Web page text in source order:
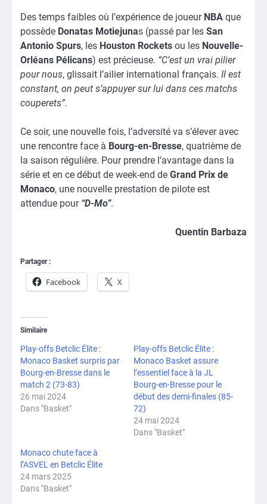
Des temps faibles où l’expérience de joueur NBA que
possède Donatas Motiejunas (passé par les San
Antonio Spurs, les Houston Rockets ou les Nouvelle-
Orléans Pélicans) est précieuse. “C’est un vrai pilier
pour nous, glissait l’ailier international français. Il est
constant, on peut s’appuyer sur lui dans ces matchs
couperets”.
Ce soir, une nouvelle fois, l’adversité va s’élever avec
une rencontre face à Bourg-en-Bresse, quatrième de
la saison régulière. Pour prendre l’avantage dans la
série et en ce début de week-end de Grand Prix de
Monaco, une nouvelle prestation de pilote est
attendue pour “D-Mo”.
Quentin Barbaza
Partager :
Facebook X
Similaire
Play-offs Betclic Élite :
Monaco Basket surpris par
Bourg-en-Bresse dans le
match 2 (73-83)
26 mai 2024
Dans "Basket"
Play-offs Betclic Élite :
Monaco Basket assure
l’essentiel face à la JL
Bourg-en-Bresse pour le
début des demi-finales (85-
72)
24 mai 2024
Dans "Basket"
Monaco chute face à
l’ASVEL en Betclic Élite
24 mars 2025
Dans "Basket"